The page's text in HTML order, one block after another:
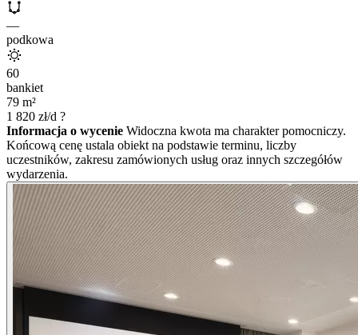
—
podkowa
60
bankiet
79 m²
1 820 zł/d ?
Informacja o wycenie Widoczna kwota ma charakter pomocniczy.
Końcową cenę ustala obiekt na podstawie terminu, liczby
uczestników, zakresu zamówionych usług oraz innych szczegółów
wydarzenia.